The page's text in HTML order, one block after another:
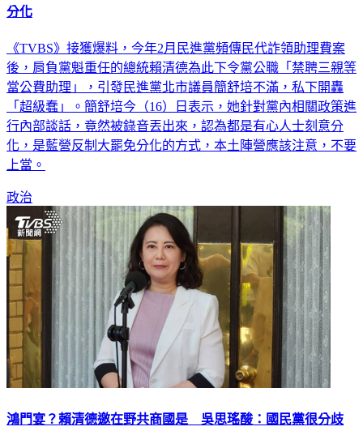
分化
《TVBS》接獲爆料，今年2月民進黨頻傳民代詐領助理費案
後，肩負黨魁重任的總統賴清德為此下令黨公職「禁聘三親等
當公費助理」，引發民進黨北市議員簡舒培不滿，私下開轟
「超級蠢」。簡舒培今（16）日表示，她針對黨內相關政策進
行內部談話，竟然被錄音丟出來，認為都是有心人士刻意分
化，是藍營反制大罷免分化的方式，本土陣營應該注意，不要
上當。
政治
鴻門宴？賴清德邀在野共商國是 吳思瑤酸：國民黨很分歧